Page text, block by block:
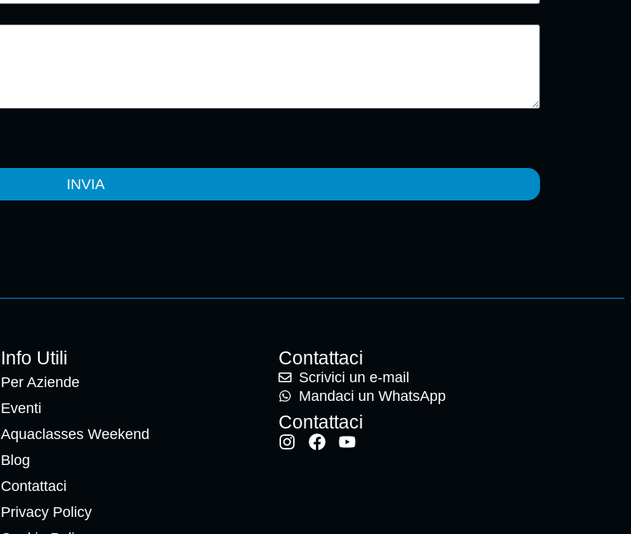
INVIA
Info Utili
Per Aziende
Eventi
Aquaclasses Weekend
Blog
Contattaci
Privacy Policy
Contattaci
Scrivici un e-mail
Mandaci un WhatsApp
Contattaci